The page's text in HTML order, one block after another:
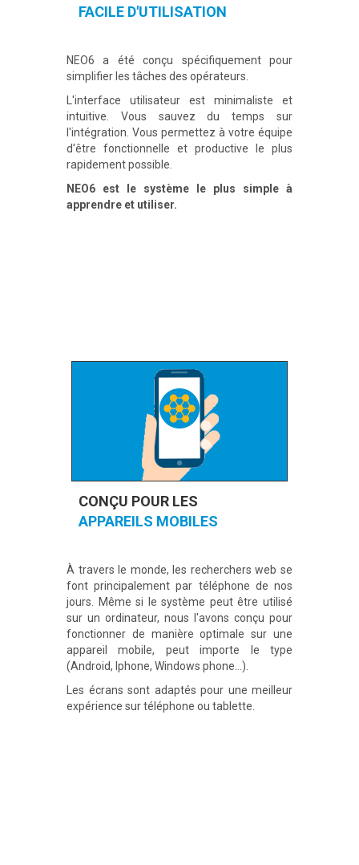
FACILE D'UTILISATION
NEO6 a été conçu spécifiquement pour
simplifier les tâches des opérateurs.
L'interface utilisateur est minimaliste et
intuitive. Vous sauvez du temps sur
l'intégration. Vous permettez à votre équipe
d'être fonctionnelle et productive le plus
rapidement possible.
NEO6 est le système le plus simple à
apprendre et utiliser.
CONÇU POUR LES
APPAREILS MOBILES
À travers le monde, les recherchers web se
font principalement par téléphone de nos
jours. Même si le système peut être utilisé
sur un ordinateur, nous l'avons conçu pour
fonctionner de manière optimale sur une
appareil mobile, peut importe le type
(Android, Iphone, Windows phone...).
Les écrans sont adaptés pour une meilleur
expérience sur téléphone ou tablette.